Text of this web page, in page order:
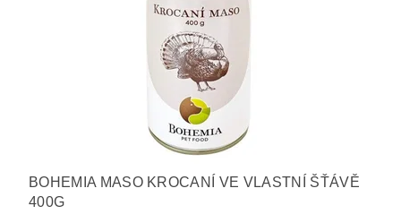
BOHEMIA MASO KROCANÍ VE VLASTNÍ ŠŤÁVĚ
400G